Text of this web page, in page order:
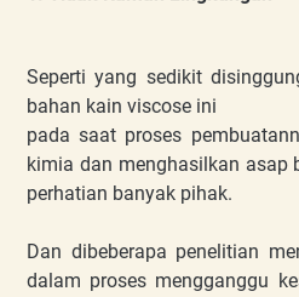
Seperti yang sedikit
bahan kain viscose ini
pada saat proses
kimia dan menghasilkan asap
perhatian banyak pihak.
Dan dibeberapa penelitian
dalam proses mengganggu